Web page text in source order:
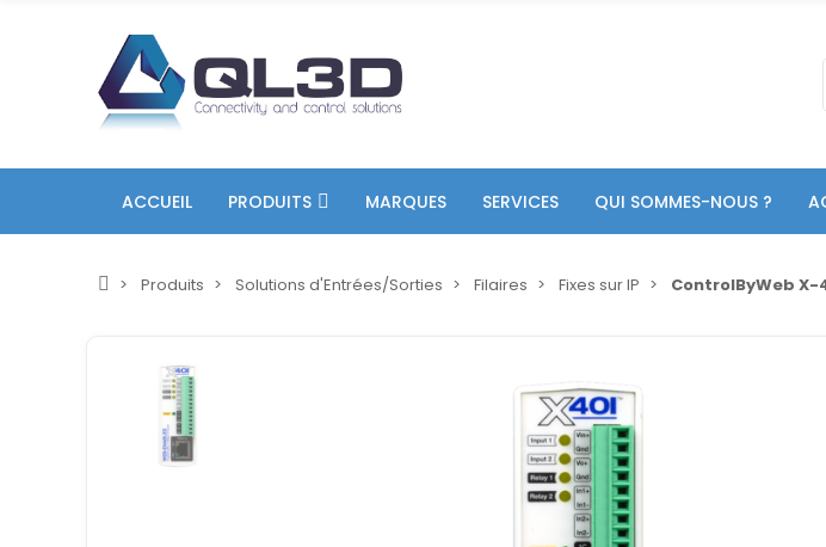
ACCUEIL PRODUITS MARQUES SERVICES QUI SOMMES-NOUS ?
Produits Solutions d'Entrées/Sorties Filaires Fixes sur IP ControlByWeb X-